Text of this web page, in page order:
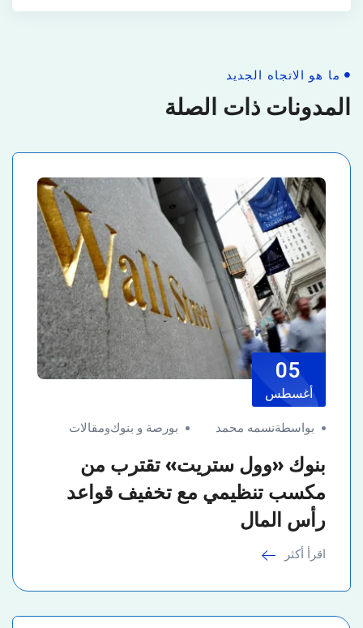
ما هو الاتجاه الجديد
المدونات ذات الصلة
05
أغسطس
بواسطةنسمه محمد بورصة و بنوكومقالات
بنوك «وول ستريت» تقترب من
مكسب تنظيمي مع تخفيف قواعد
رأس المال
اقرأ أكثر